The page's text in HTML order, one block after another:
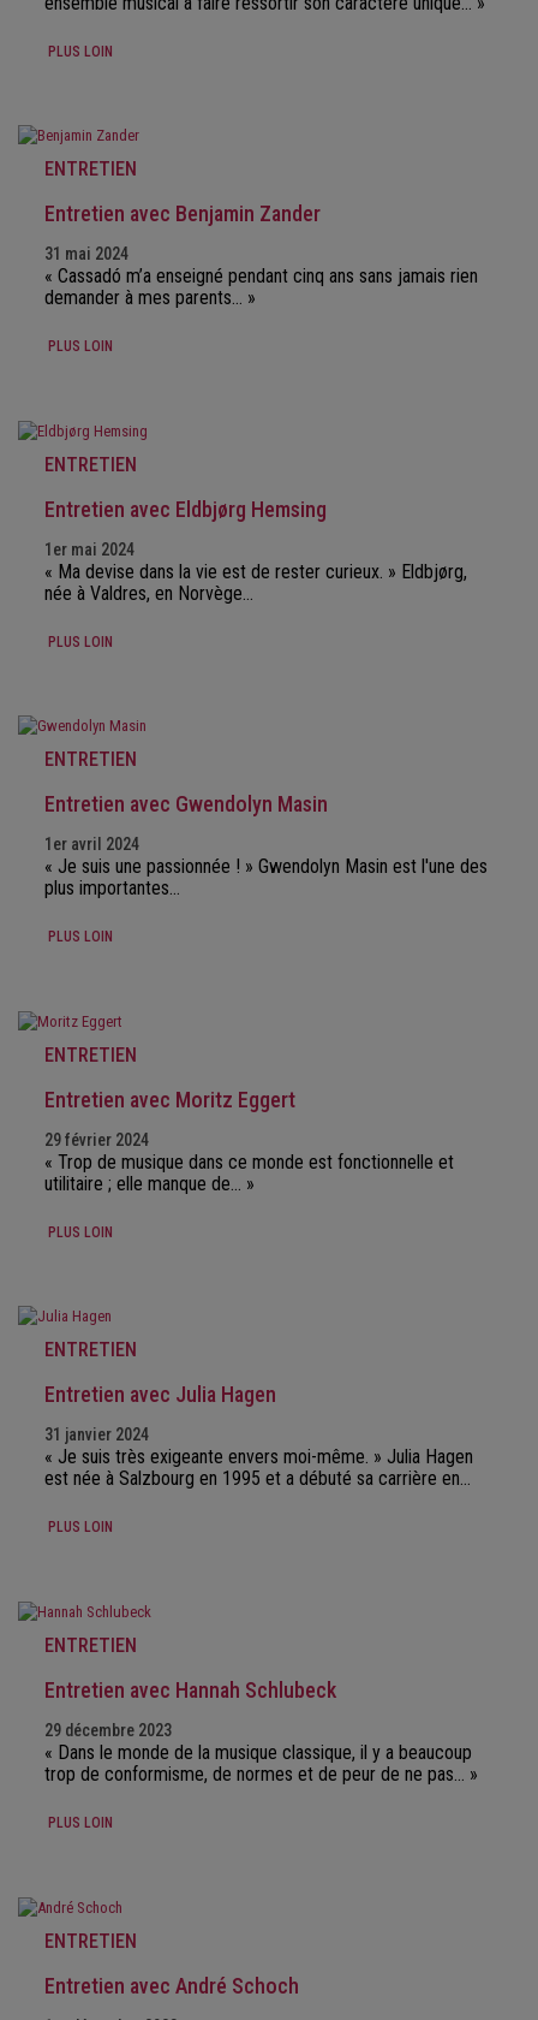
PLUS LOIN
ENTRETIEN
Entretien avec Benjamin Zander
31 mai 2024
« Cassadó m’a enseigné pendant cinq ans sans jamais rien
demander à mes parents… »
PLUS LOIN
ENTRETIEN
Entretien avec Eldbjørg Hemsing
1er mai 2024
« Ma devise dans la vie est de rester curieux. » Eldbjørg,
née à Valdres, en Norvège…
PLUS LOIN
ENTRETIEN
Entretien avec Gwendolyn Masin
1er avril 2024
« Je suis une passionnée ! » Gwendolyn Masin est l'une des
plus importantes…
PLUS LOIN
ENTRETIEN
Entretien avec Moritz Eggert
29 février 2024
« Trop de musique dans ce monde est fonctionnelle et
utilitaire ; elle manque de… »
PLUS LOIN
ENTRETIEN
Entretien avec Julia Hagen
31 janvier 2024
« Je suis très exigeante envers moi-même. » Julia Hagen
est née à Salzbourg en 1995 et a débuté sa carrière en…
PLUS LOIN
ENTRETIEN
Entretien avec Hannah Schlubeck
29 décembre 2023
« Dans le monde de la musique classique, il y a beaucoup
trop de conformisme, de normes et de peur de ne pas… »
PLUS LOIN
ENTRETIEN
Entretien avec André Schoch